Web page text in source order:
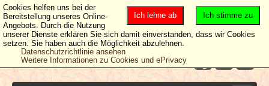
Ich stimme zu
Ich lehne ab
Cookies helfen uns bei der
Bereitstellung unseres Online-
Angebots. Durch die Nutzung
unserer Dienste erklären Sie sich damit einverstanden, dass wir Cookies
setzen. Sie haben auch die Möglichkeit abzulehnen.
Datenschutzrichtlinie ansehen
Weitere Informationen zu Cookies und ePrivacy